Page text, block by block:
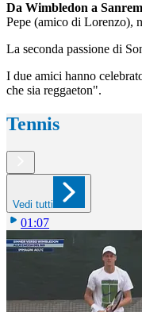
Da Wimbledon a
Pepe (amico di Lorenzo),
La seconda passione di
I due amici hanno
che sia reggaeton".
Tennis
Vedi tutti
01:07